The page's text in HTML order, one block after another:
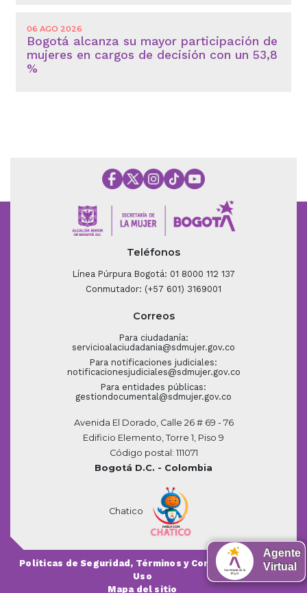
06 AGO 2026
Bogotá alcanza su mayor participación de
mujeres en cargos de decisión con un 53,8
%
Teléfonos
Línea Púrpura Bogotá: 01 8000 112 137
Conmutador: (+57 601) 3169001
Correos
Para ciudadanía:
servicioalaciudadania@sdmujer.gov.co
Para notificaciones judiciales:
notificacionesjudiciales@sdmujer.gov.co
Para entidades públicas:
gestiondocumental@sdmujer.gov.co
Avenida El Dorado, Calle 26 # 69 - 76
Edificio Elemento, Torre 1, Piso 9
Código postal: 111071
Bogotá D.C. - Colombia
Chatico
Políticas de Seguridad, Términos y Condiciones de
Uso
Mapa del sitio
Agente
Virtual